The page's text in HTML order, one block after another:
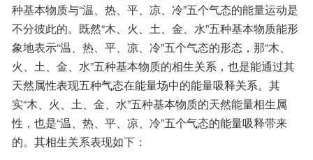
种基本物质与“温、热、平、凉、冷”五个气态的能量运动是
不分彼此的。既然“木、火、土、金、水”五种基本物质能形
象地表示“温、热、平、凉、冷”五个气态的形态，那“木、
火、土、金、水”五种基本物质的相生关系，也是能通过其
天然属性表现五种气态在能量场中的能量吸释关系。其
实“木、火、土、金、水”五种基本物质的天然能量相生属
性，也是“温、热、平、凉、冷”五个气态的能量吸释带来
的。其相生关系表现如下：